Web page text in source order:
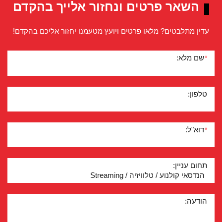
השאר פרטים ונחזור אלייך בהקדם
עדין מתלבטים? מלאו פרטים ויועץ מטעמנו יחזור אליכם בהקדם!
*שם מלא:
טלפון:
*דוא"ל:
תחום עניין:
הודעה: